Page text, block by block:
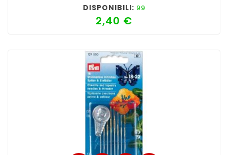
DISPONIBILI: 99
2,40 €